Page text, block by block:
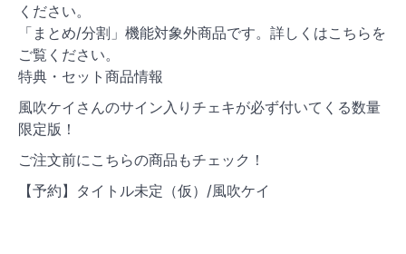
ください。
「まとめ/分割」機能対象外商品です。詳しくはこちらを
ご覧ください。
特典・セット商品情報
風吹ケイさんのサイン入りチェキが必ず付いてくる数量
限定版！
ご注文前にこちらの商品もチェック！
【予約】タイトル未定（仮）/風吹ケイ